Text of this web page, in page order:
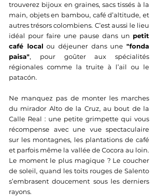
trouverez bijoux en graines, sacs tissés à la
main, objets en bambou, café d’altitude, et
autres trésors colombiens. C’est aussi le lieu
idéal pour faire une pause dans un petit
café local ou déjeuner dans une "fonda
paisa", pour goûter aux spécialités
régionales comme la truite à l’ail ou le
patacón.
Ne manquez pas de monter les marches
du mirador Alto de la Cruz, au bout de la
Calle Real : une petite grimpette qui vous
récompense avec une vue spectaculaire
sur les montagnes, les plantations de café
et parfois même la vallée de Cocora au loin.
Le moment le plus magique ? Le coucher
de soleil, quand les toits rouges de Salento
s’embrasent doucement sous les derniers
rayons.